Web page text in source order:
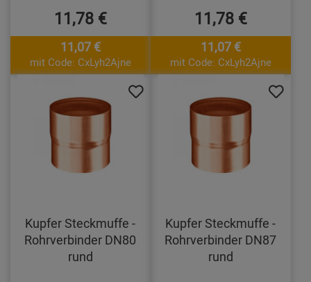
11,78 €
11,07 €
mit Code: CxLyh2Ajne
11,78 €
11,07 €
mit Code: CxLyh2Ajne
Kupfer Steckmuffe -
Rohrverbinder DN80
rund
Kupfer Steckmuffe -
Rohrverbinder DN87
rund